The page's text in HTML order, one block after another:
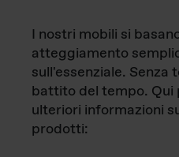
I nostri mobili si
atteggiamento
sull'essenziale. Senza
battito del tempo.
ulteriori informazioni
prodotti: